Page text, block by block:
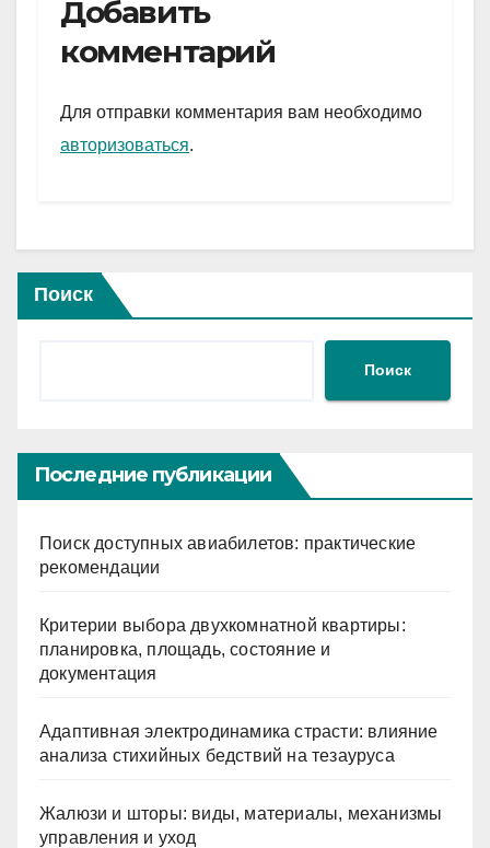
gr
a
m
s
A
p
и
Добавить
комментарий
Для отправки комментария вам необходимо
авторизоваться.
Поиск
Поиск
Последние публикации
Поиск доступных авиабилетов: практические
рекомендации
Критерии выбора двухкомнатной квартиры:
планировка, площадь, состояние и
документация
Адаптивная электродинамика страсти: влияние
анализа стихийных бедствий на тезауруса
Жалюзи и шторы: виды, материалы, механизмы
управления и уход